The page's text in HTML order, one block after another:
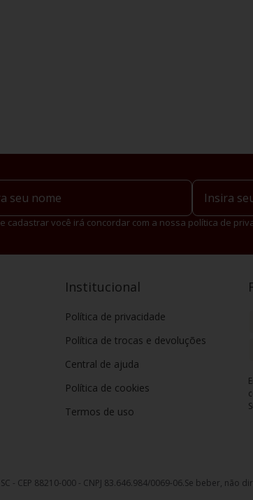
cadastrar você irá concordar com a nossa política de
Institucional
Política de privacidade
Política de trocas e devoluções
Central de ajuda
Política de cookies
Termos de uso
- CEP 88210-000 - CNPJ 83.646.984/0069-06.Se beber, não